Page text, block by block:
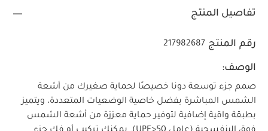
تفاصيل المنتج
رقم المنتج 217982687
الوصف:
صمم جزء توسعة دونا خصيصًا لحماية صغيرك من أشعة
الشمس المباشرة بفضل خاصية الوضعيات المتعددة، ويتميز
بطبقة واقية إضافية لتوفير حماية معززة من أشعة الشمس